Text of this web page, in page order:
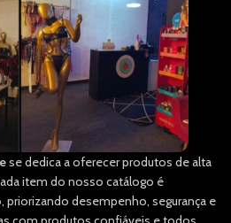
se dedica a oferecer produtos de alta
item do nosso catálogo é
, priorizando desempenho, segurança e